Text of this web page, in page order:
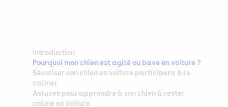
Introduction
Pourquoi mon chien est agité ou bave en voiture ?
Sécuriser son chien en voiture participera à le
calmer
Astuces pour apprendre à son chien à rester
calme en voiture